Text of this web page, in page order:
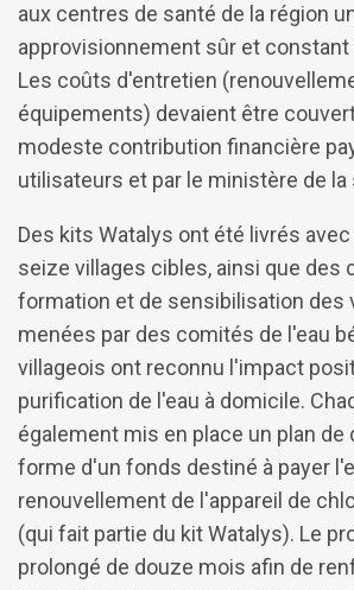
aux centres de santé de la région
approvisionnement sûr et constant
Les coûts d'entretien
équipements) devaient être
modeste contribution financière
utilisateurs et par le ministère de la
Des kits Watalys ont été livrés
seize villages cibles, ainsi que des
formation et de sensibilisation des
menées par des comités de l'eau
villageois ont reconnu l'impact
purification de l'eau à domicile.
également mis en place un plan de
forme d'un fonds destiné à payer
renouvellement de l'appareil de
(qui fait partie du kit Watalys). Le
prolongé de douze mois afin de